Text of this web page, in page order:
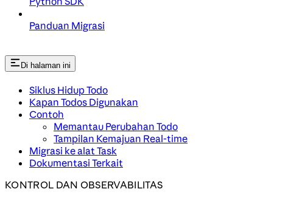
Panduan Migrasi
Di halaman ini
Siklus Hidup Todo
Kapan Todos Digunakan
Contoh
Memantau Perubahan Todo
Tampilan Kemajuan Real-time
Migrasi ke alat Task
Dokumentasi Terkait
KONTROL DAN OBSERVABILITAS